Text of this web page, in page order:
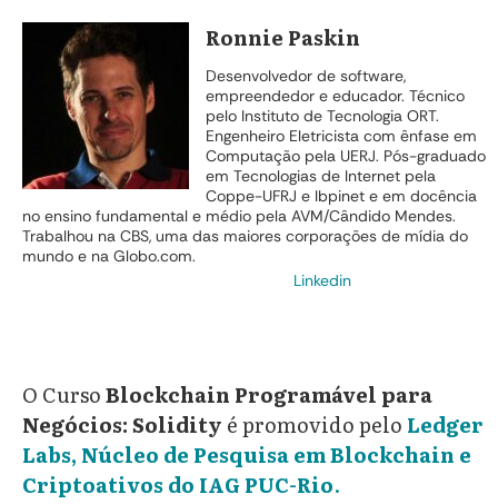
Ronnie Paskin
Desenvolvedor de software,
empreendedor e educador. Técnico
pelo Instituto de Tecnologia ORT.
Engenheiro Eletricista com ênfase em
Computação pela UERJ. Pós-graduado
em Tecnologias de Internet pela
Coppe-UFRJ e Ibpinet e em docência
no ensino fundamental e médio pela AVM/Cândido Mendes.
Trabalhou na CBS, uma das maiores corporações de mídia do
mundo e na Globo.com.
Linkedin
O CursoBlockchain Programável para
Negócios: Solidity é promovido pelo Ledger
Labs, Núcleo de Pesquisa em Blockchain e
Criptoativos do IAG PUC-Rio.